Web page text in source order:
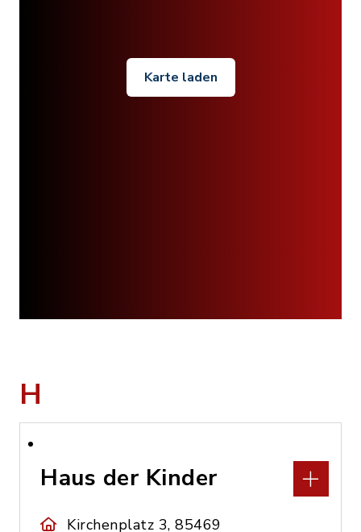
Karte laden
H
Haus der Kinder
Kirchenplatz 3, 85469